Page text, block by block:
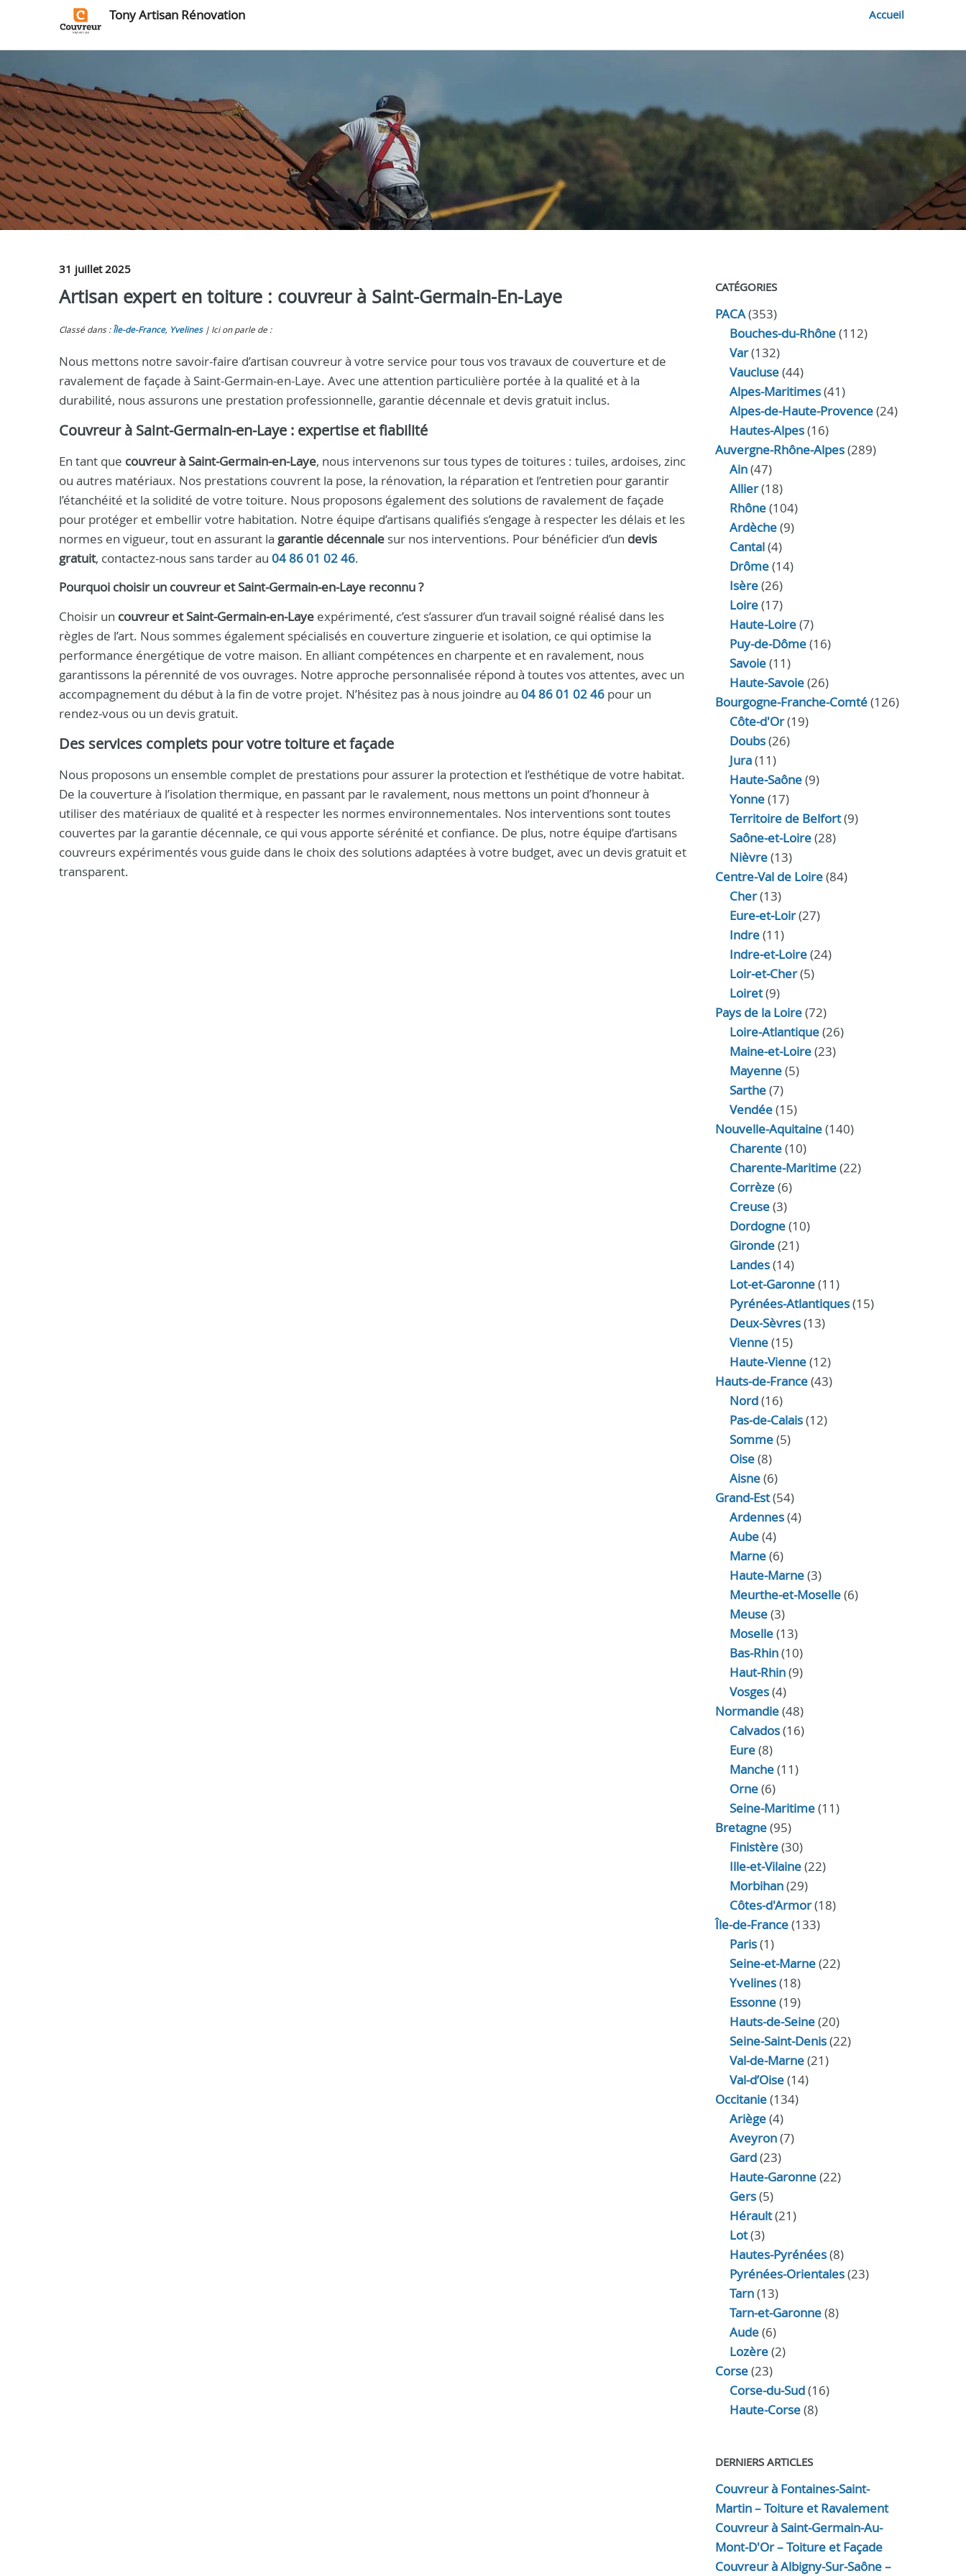
Tony Artisan Rénovation Accueil
31 juillet 2025
Artisan expert en toiture : couvreur à Saint-Germain-En-Laye
Classé dans : Île-de-France, Yvelines Ici on parle de :
Nous mettons notre savoir-faire d’artisan couvreur à votre service pour tous vos travaux de couverture et de
ravalement de façade à Saint-Germain-en-Laye. Avec une attention particulière portée à la qualité et à la
durabilité, nous assurons une prestation professionnelle, garantie décennale et devis gratuit inclus.
Couvreur à Saint-Germain-en-Laye : expertise et fiabilité
En tant que couvreur à Saint-Germain-en-Laye, nous intervenons sur tous types de toitures : tuiles, ardoises, zinc
ou autres matériaux. Nos prestations couvrent la pose, la rénovation, la réparation et l’entretien pour garantir
l’étanchéité et la solidité de votre toiture. Nous proposons également des solutions de ravalement de façade
pour protéger et embellir votre habitation. Notre équipe d’artisans qualifiés s’engage à respecter les délais et les
normes en vigueur, tout en assurant la garantie décennale sur nos interventions. Pour bénéficier d’un devis
gratuit, contactez-nous sans tarder au 04 86 01 02 46.
Pourquoi choisir un couvreur et Saint-Germain-en-Laye reconnu ?
Choisir un couvreur et Saint-Germain-en-Laye expérimenté, c’est s’assurer d’un travail soigné réalisé dans les
règles de l’art. Nous sommes également spécialisés en couverture zinguerie et isolation, ce qui optimise la
performance énergétique de votre maison. En alliant compétences en charpente et en ravalement, nous
garantissons la pérennité de vos ouvrages. Notre approche personnalisée répond à toutes vos attentes, avec un
accompagnement du début à la fin de votre projet. N’hésitez pas à nous joindre au 04 86 01 02 46 pour un
rendez-vous ou un devis gratuit.
Des services complets pour votre toiture et façade
Nous proposons un ensemble complet de prestations pour assurer la protection et l’esthétique de votre habitat.
De la couverture à l’isolation thermique, en passant par le ravalement, nous mettons un point d’honneur à
utiliser des matériaux de qualité et à respecter les normes environnementales. Nos interventions sont toutes
couvertes par la garantie décennale, ce qui vous apporte sérénité et confiance. De plus, notre équipe d’artisans
couvreurs expérimentés vous guide dans le choix des solutions adaptées à votre budget, avec un devis gratuit et
transparent.
CATÉGORIES
PACA(353)
Bouches-du-Rhône(112)
Var(132)
Vaucluse(44)
Alpes-Maritimes(41)
Alpes-de-Haute-Provence(24)
Hautes-Alpes(16)
Auvergne-Rhône-Alpes(289)
Ain(47)
Allier(18)
Rhône(104)
Ardèche(9)
Cantal(4)
Drôme(14)
Isère(26)
Loire(17)
Haute-Loire(7)
Puy-de-Dôme(16)
Savoie(11)
Haute-Savoie(26)
Bourgogne-Franche-Comté(126)
Côte-d'Or(19)
Doubs(26)
Jura(11)
Haute‑Saône(9)
Yonne(17)
Territoire de Belfort(9)
Saône-et-Loire(28)
Nièvre(13)
Centre-Val de Loire(84)
Cher(13)
Eure‑et‑Loir(27)
Indre(11)
Indre‑et‑Loire(24)
Loir‑et‑Cher(5)
Loiret(9)
Pays de la Loire(72)
Loire-Atlantique(26)
Maine-et-Loire(23)
Mayenne(5)
Sarthe(7)
Vendée(15)
Nouvelle-Aquitaine(140)
Charente(10)
Charente-Maritime(22)
Corrèze(6)
Creuse(3)
Dordogne(10)
Gironde(21)
Landes(14)
Lot-et-Garonne(11)
Pyrénées-Atlantiques(15)
Deux-Sèvres(13)
Vienne(15)
Haute-Vienne(12)
Hauts-de-France(43)
Nord(16)
Pas-de-Calais(12)
Somme(5)
Oise(8)
Aisne(6)
Grand-Est(54)
Ardennes(4)
Aube(4)
Marne(6)
Haute-Marne(3)
Meurthe-et-Moselle(6)
Meuse(3)
Moselle(13)
Bas-Rhin(10)
Haut-Rhin(9)
Vosges(4)
Normandie(48)
Calvados(16)
Eure(8)
Manche(11)
Orne(6)
Seine-Maritime(11)
Bretagne(95)
Finistère(30)
Ille-et-Vilaine(22)
Morbihan(29)
Côtes-d'Armor(18)
Île-de-France(133)
Paris(1)
Seine-et-Marne(22)
Yvelines(18)
Essonne(19)
Hauts-de-Seine(20)
Seine-Saint-Denis(22)
Val-de-Marne(21)
Val-d’Oise(14)
Occitanie(134)
Ariège(4)
Aveyron(7)
Gard(23)
Haute-Garonne(22)
Gers(5)
Hérault(21)
Lot(3)
Hautes-Pyrénées(8)
Pyrénées-Orientales(23)
Tarn(13)
Tarn-et-Garonne(8)
Aude(6)
Lozère(2)
Corse(23)
Corse-du-Sud(16)
Haute-Corse(8)
DERNIERS ARTICLES
Couvreur à Fontaines-Saint-
Martin – Toiture et Ravalement
Couvreur à Saint-Germain-Au-
Mont-D'Or – Toiture et Façade
Couvreur à Albigny-Sur-Saône –